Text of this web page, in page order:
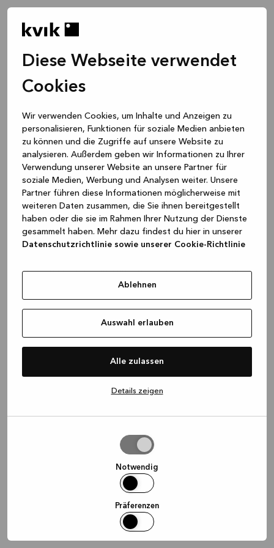
Diese Webseite verwendet
Cookies
Wir verwenden Cookies, um Inhalte und Anzeigen zu
personalisieren, Funktionen für soziale Medien anbieten
zu können und die Zugriffe auf unsere Website zu
analysieren. Außerdem geben wir Informationen zu Ihrer
Verwendung unserer Website an unsere Partner für
soziale Medien, Werbung und Analysen weiter. Unsere
Partner führen diese Informationen möglicherweise mit
weiteren Daten zusammen, die Sie ihnen bereitgestellt
haben oder die sie im Rahmen Ihrer Nutzung der Dienste
gesammelt haben. Mehr dazu findest du hier in unserer
Datenschutzrichtlinie sowie unserer Cookie-Richtlinie
Ablehnen
Auswahl erlauben
Alle zulassen
Details zeigen
Notwendig
Präferenzen
loadingwww.kvik.de (see the browser console for more
information)